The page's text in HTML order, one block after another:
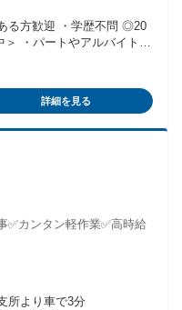
る方歓迎 ・学歴不問 ◎20
)で、在庫や入出庫の作業
レーターとして、フォー
検査やシール貼りなど自
飲食店やサービス業を通
エネルギッシュに働いて
詳細を見る
✅カンタン軽作業✅高時給
所より車で3分